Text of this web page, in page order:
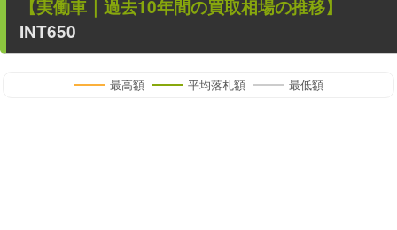
【実働車 ｜過去10年間の買取相場の推移】
INT650
最高額 平均落札額 最低額